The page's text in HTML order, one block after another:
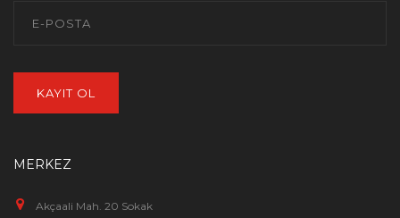
KAYIT OL
MERKEZ
Akçaali Mah. 20 Sokak